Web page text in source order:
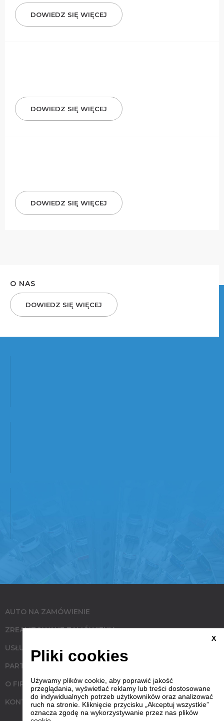
DOWIEDZ SIĘ WIĘCEJ
DOWIEDZ SIĘ WIĘCEJ
DOWIEDZ SIĘ WIĘCEJ
O NAS
DOWIEDZ SIĘ WIĘCEJ
AUTO NA ZAMÓWIENIE
ZREALIZOWANE ZAMÓWIENIA
USŁUGI
PARTNERZY
O FIRMIE
KONTAKT
X
Pliki cookies
Używamy plików cookie, aby poprawić jakość
przeglądania, wyświetlać reklamy lub treści dostosowane
do indywidualnych potrzeb użytkowników oraz analizować
ruch na stronie. Kliknięcie przycisku „Akceptuj wszystkie”
oznacza zgodę na wykorzystywanie przez nas plików